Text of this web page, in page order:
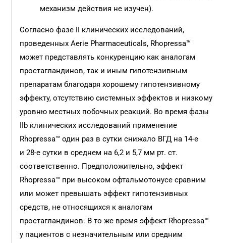
механизм действия не изучен).
Согласно фазе II клинических исследований,
проведенных Aerie Pharmaceuticals, Rhopressa™
может представлять конкуренцию как аналогам
простагландинов, так и иным гипотензивным
препаратам благодаря хорошему гипотензивному
эффекту, отсутствию системных эффектов и низкому
уровню местных побочных реакций. Во время фазы
IIb клинических исследований применение
Rhopressa™ один раз в сутки снижало ВГД на 14-е
и 28-е сутки в среднем на 6,2 и 5,7 мм рт. ст.
соответственно. Предположительно, эффект
Rhopressa™ при высоком офтальмотонусе сравним
или может превышать эффект гипотензивных
средств, не относящихся к аналогам
простагландинов. В то же время эффект Rhopressa™
у пациентов с незначительным или средним